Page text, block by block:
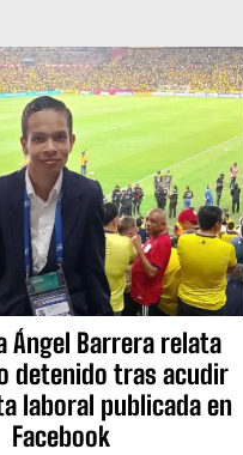
Ángel Barrera relata
detenido tras acudir
laboral publicada en
Facebook